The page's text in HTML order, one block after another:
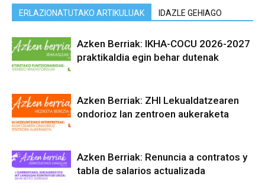
ERLAZIONATUTAKO ARTIKULUAK IDAZLE GEHIAGO
Azken Berriak: IKHA-COCU 2026-2027
praktikaldia egin behar dutenak
Azken Berriak: ZHI Lekualdatzearen
ondorioz lan zentroen aukeraketa
Azken Berriak: Renuncia a contratos y
tabla de salarios actualizada